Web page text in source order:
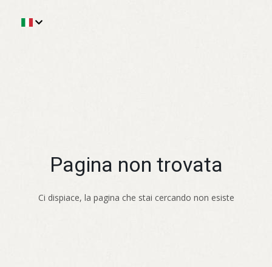
Pagina non trovata
Ci dispiace, la pagina che stai cercando non esiste